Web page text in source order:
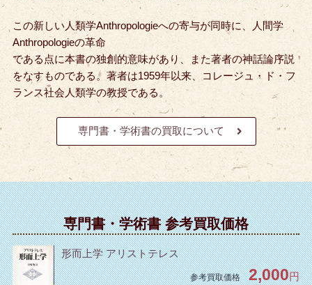
この新しい人類学Anthropologieへの寄与が同時に、人間学
Anthropologieの革命
である点に本書の独創的意味があり、また著者の神話論序説
をなすものである。著者は1959年以来、コレージュ・ド・フ
ランス社会人類学の教授である。
専門書・学術書の買取について
専門書・学術書 参考買取価格
形而上学 アリストテレス
参考買取価格 2,000円